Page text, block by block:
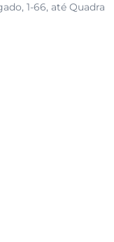
1-66, até Quadra